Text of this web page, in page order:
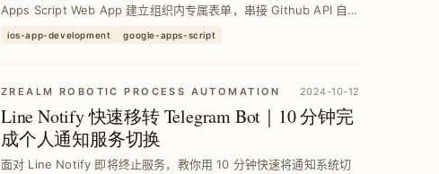
Apps Script Web App 建立组织内专属表单，串接 Github API 自动
ios-app-development google-apps-script
ZREALM ROBOTIC PROCESS AUTOMATION 2024-10-12
Line Notify 快速移转 Telegram Bot｜10 分钟完
成个人通知服务切换
面对 Line Notify 即将终止服务，教你用 10 分钟快速将通知系统切